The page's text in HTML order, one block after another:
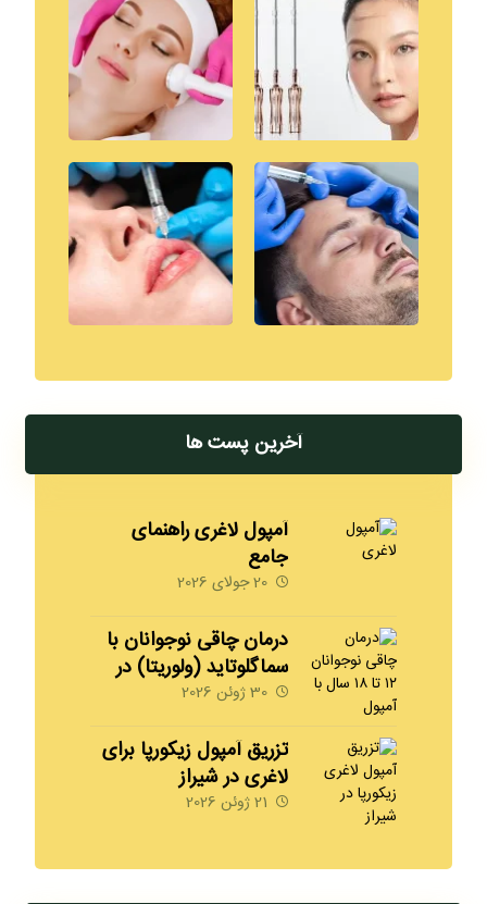
آخرین پست ها
آمپول لاغری راهنمای
جامع
20 جولای 2026
درمان چاقی نوجوانان با
سماگلوتاید (ولوریتا) در
شیراز | 09170008792
30 ژوئن 2026
تزریق آمپول زیکورپا برای
لاغری در شیراز
09170008792
21 ژوئن 2026